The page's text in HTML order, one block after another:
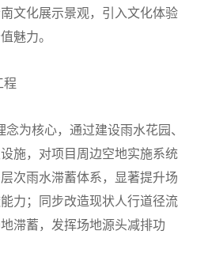
文化展示景观，引入文化体验
魅力。
程
为核心，通过建设雨水花园、
施，对项目周边空地实施系统
次雨水滞蓄体系，显著提升场
力；同步改造现状人行道径流
滞蓄，发挥场地源头减排功